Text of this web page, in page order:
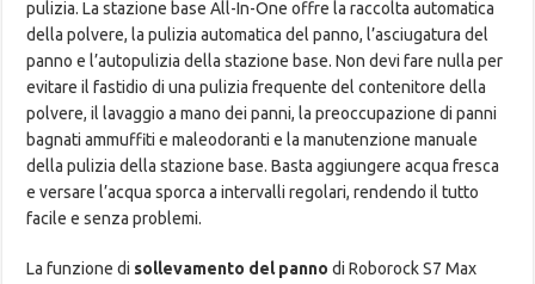
pulizia. La stazione base All-In-One offre la raccolta automatica
della polvere, la pulizia automatica del panno, l’asciugatura del
panno e l’autopulizia della stazione base. Non devi fare nulla per
evitare il fastidio di una pulizia frequente del contenitore della
polvere, il lavaggio a mano dei panni, la preoccupazione di panni
bagnati ammuffiti e maleodoranti e la manutenzione manuale
della pulizia della stazione base. Basta aggiungere acqua fresca
e versare l’acqua sporca a intervalli regolari, rendendo il tutto
facile e senza problemi.
La funzione di sollevamento del pannodi Roborock S7 Max